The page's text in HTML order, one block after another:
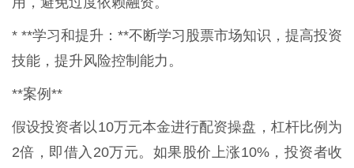
* **学习和提升：**不断学习股票市场知识，提高投资
技能，提升风险控制能力。
**案例**
假设投资者以10万元本金进行配资操盘，杠杆比例为
2倍，即借入20万元。如果股价上涨10%，投资者收